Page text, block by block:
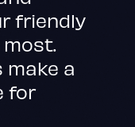
friendly
make a
for